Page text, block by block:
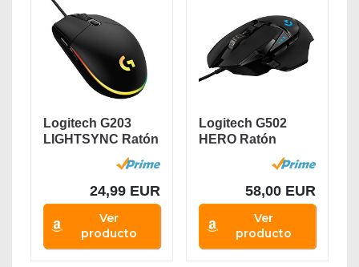
Logitech G203
LIGHTSYNC Ratón
Gaming con...
24,99 EUR
Ver
producto
Logitech G502
HERO Ratón
Gaming con Cable
58,00 EUR
Ver
producto